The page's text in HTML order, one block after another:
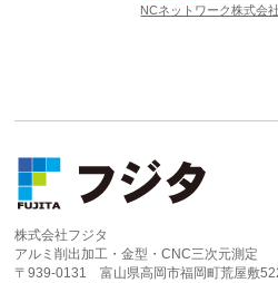
NCネットワーク株式会
株式会社フジタ
アルミ削出加工・金型・CNC三次元測定
〒939-0131 富山県高岡市福岡町荒屋敷